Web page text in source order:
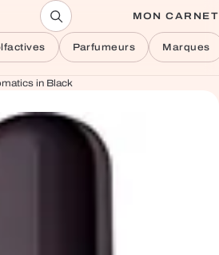
MON CARNET
Parfumeurs Marques
in Black